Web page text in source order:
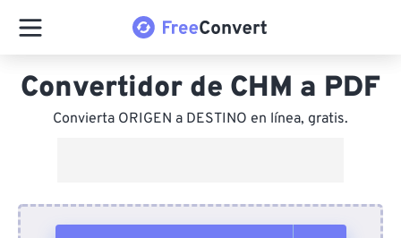
Convertidor de CHM a PDF
Convierta ORIGEN a DESTINO en línea, gratis.